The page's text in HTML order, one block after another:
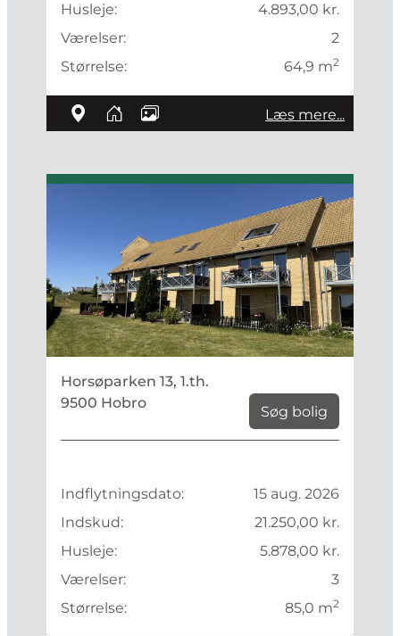
Husleje:
4.893,00 kr.
Værelser:
2
Størrelse:
64,9 m2
Læs mere...
Horsøparken 13, 1.th.
9500 Hobro
Søg bolig
Indflytningsdato:
15 aug. 2026
Indskud:
21.250,00 kr.
Husleje:
5.878,00 kr.
Værelser:
3
Størrelse:
85,0 m2